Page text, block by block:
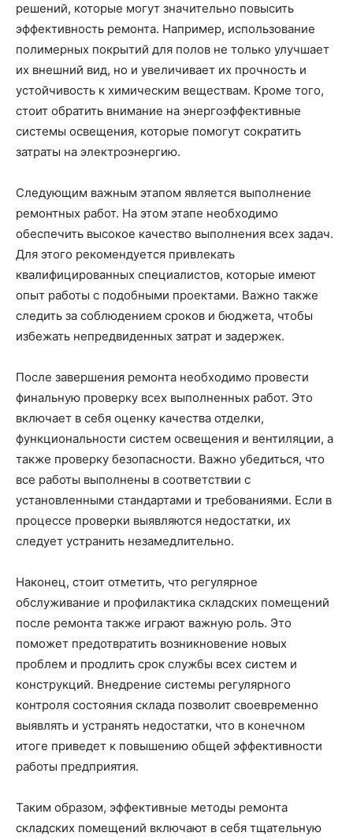
решений, которые могут значительно повысить
эффективность ремонта. Например, использование
полимерных покрытий для полов не только улучшает
их внешний вид, но и увеличивает их прочность и
устойчивость к химическим веществам. Кроме того,
стоит обратить внимание на энергоэффективные
системы освещения, которые помогут сократить
затраты на электроэнергию.
Следующим важным этапом является выполнение
ремонтных работ. На этом этапе необходимо
обеспечить высокое качество выполнения всех задач.
Для этого рекомендуется привлекать
квалифицированных специалистов, которые имеют
опыт работы с подобными проектами. Важно также
следить за соблюдением сроков и бюджета, чтобы
избежать непредвиденных затрат и задержек.
После завершения ремонта необходимо провести
финальную проверку всех выполненных работ. Это
включает в себя оценку качества отделки,
функциональности систем освещения и вентиляции, а
также проверку безопасности. Важно убедиться, что
все работы выполнены в соответствии с
установленными стандартами и требованиями. Если в
процессе проверки выявляются недостатки, их
следует устранить незамедлительно.
Наконец, стоит отметить, что регулярное
обслуживание и профилактика складских помещений
после ремонта также играют важную роль. Это
поможет предотвратить возникновение новых
проблем и продлить срок службы всех систем и
конструкций. Внедрение системы регулярного
контроля состояния склада позволит своевременно
выявлять и устранять недостатки, что в конечном
итоге приведет к повышению общей эффективности
работы предприятия.
Таким образом, эффективные методы ремонта
складских помещений включают в себя тщательную